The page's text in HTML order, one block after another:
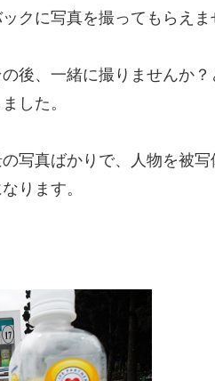
クに写真を撮ってもらえ
後、一緒に撮りませんか
した。
写真ばかりで、人物を被
ります。